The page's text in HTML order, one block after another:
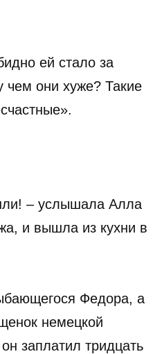
ей стало за
чем они хуже? Такие
– услышала Алла
и вышла из кухни в
Федора, а
немецкой
заплатил тридцать